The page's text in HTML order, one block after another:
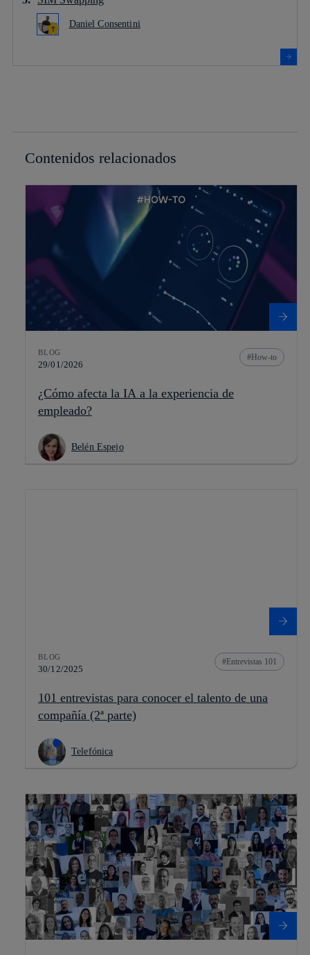
Daniel Consentini
Contenidos relacionados
BLOG
29/01/2026
How-to
¿Cómo afecta la IA a la experiencia de
empleado?
Belén Espejo
BLOG
30/12/2025
Entrevistas 101
101 entrevistas para conocer el talento de una
compañía (2ª parte)
Telefónica